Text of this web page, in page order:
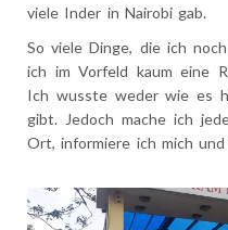
viele Inder in Nairobi gab.
So viele Dinge, die ich
ich im Vorfeld kaum eine
Ich wusste weder wie es
gibt. Jedoch mache ich
Ort, informiere ich mich